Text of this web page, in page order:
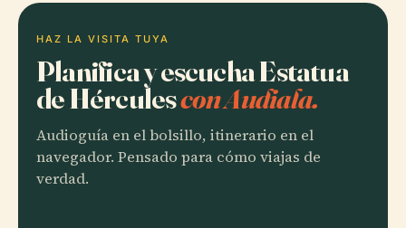
HAZ LA VISITA TUYA
Planifica y escucha Estatua
de Hérculescon Audiala.
Audioguía en el bolsillo, itinerario en el
navegador. Pensado para cómo viajas de
verdad.